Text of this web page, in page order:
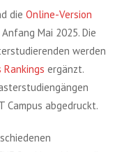
die Online-Version
Mai 2025. Die
werden
ergänzt.
Campus abgedruckt.